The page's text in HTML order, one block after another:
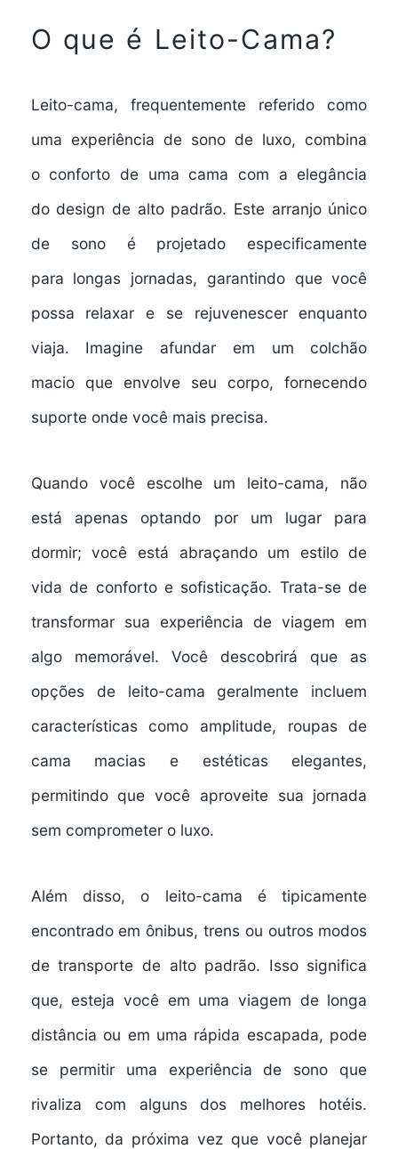
O que é Leito-Cama?
Leito-cama, frequentemente referido como
uma experiência de sono de luxo, combina
o conforto de uma cama com a elegância
do design de alto padrão. Este arranjo único
de sono é projetado especificamente
para longas jornadas, garantindo que você
possa relaxar e se rejuvenescer enquanto
viaja. Imagine afundar em um colchão
macioque envolve seu corpo, fornecendo
suporte onde você mais precisa.
Quando você escolhe um leito-cama, não
está apenas optando por um lugar para
dormir; você está abraçando um estilo de
vida de confortoe sofisticação. Trata-se de
transformar sua experiência de viagem em
algo memorável. Você descobrirá que as
opções de leito-cama geralmente incluem
características como amplitude, roupas de
cama macias e estéticas elegantes,
permitindo que você aproveite sua jornada
sem comprometer o luxo.
Além disso, o leito-cama é tipicamente
encontrado em ônibus, trens ou outros modos
de transporte de alto padrão. Isso significa
que, esteja você em uma viagem de longa
distância ou em uma rápida escapada, pode
se permitir uma experiência de sono que
rivaliza com alguns dos melhores hotéis.
Portanto, da próxima vez que você planejar